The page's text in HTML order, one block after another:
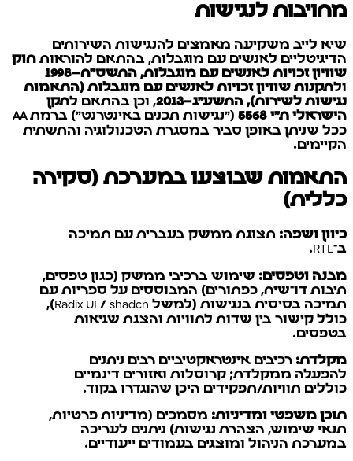
מחויבות לנגישות
שיא לייב משקיעה מאמצים להנגישות השירותים
הדיגיטליים לאנשים עם מוגבלות, בהתאם להוראות חוק
שוויון זכויות לאנשים עם מוגבלות, התשס"ח–1998
ולתקנות שוויון זכויות לאנשים עם מוגבלות (התאמות
נגישות לשירות), התשע"ג–2013
, וכן בהתאם לתקן
הישראלי ת"י 5568
("נגישות תכנים באינטרנט") ברמתAA
ככל שניתן באופן סביר במסגרת הטכנולוגיה והתשתית
הקיימים.
התאמות שבוצעו במערכת (סקירה
כללית)
כיוון ושפה: תצוגת ממשק בעברית עם תמיכה
ב־RTL.
מבנה וטפסים: שימוש ברכיבי ממשק (כגון טפסים,
תיבות דו־שיח, כפתורים) המבוססים על ספריות עם
תמיכה בסיסית בנגישות (למשל Radix UI / shadcn),
כולל קישור בין שדות לתוויות והצגת שגיאות
בטפסים.
מקלדת: רכיבים אינטראקטיביים רבים ניתנים
להפעלה ממקלדת; קרוסלות ואזורים דינמיים
כוללים תוויות/תפקידים היכן שהוגדרו בקוד.
תוכן משפטי ומדיניות: מסמכים (מדיניות פרטיות,
תנאי שימוש, הצהרת נגישות) ניתנים לעריכה
במערכת הניהול ומוצגים בעמודים ייעודיים.